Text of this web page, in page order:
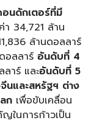
อนดักเตอร์ที่มี
า 34,721 ล้าน
ล้านดอลลาร์
อลลาร์ อันดับที่ 4
าร์ และอันดับที่ 5
นและสหรัฐฯ ต่าง
ก เพื่อขับเคลื่อน
ในการก้าวเป็น